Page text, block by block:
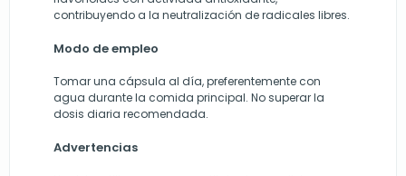
contribuyendo a la neutralización de radicales libres.
Modo de empleo
Tomar una cápsula al día, preferentemente con
agua durante la comida principal. No superar la
dosis diaria recomendada.
Advertencias